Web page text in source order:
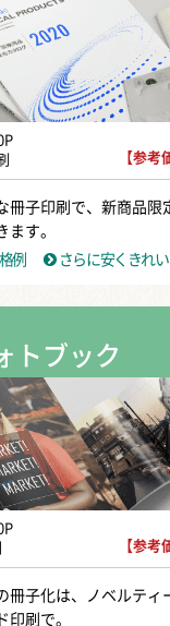
【参考
冊子印刷で、新商品限
ます。
例 さらに安くきれい
トブック
【参考
冊子化は、ノベルティ
印刷で。